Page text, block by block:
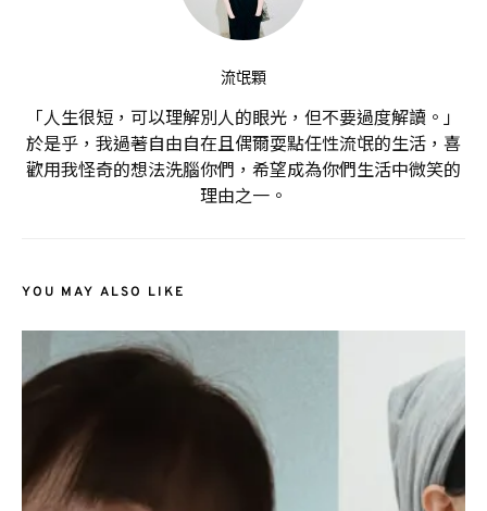
流氓顆
「人生很短，可以理解別人的眼光，但不要過度解讀。」
於是乎，我過著自由自在且偶爾耍點任性流氓的生活，喜
歡用我怪奇的想法洗腦你們，希望成為你們生活中微笑的
理由之一。
YOU MAY ALSO LIKE